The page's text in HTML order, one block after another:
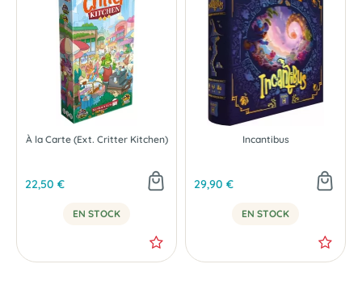
À la Carte (Ext. Critter Kitchen)
22,50 €
EN STOCK
Incantibus
29,90 €
EN STOCK